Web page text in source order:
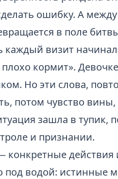
ошибку. А
в поле
визит
кормит».
Но эти слова,
потом чувство вины,
зашла в тупик,
и признании.
действия
под водой: истинные